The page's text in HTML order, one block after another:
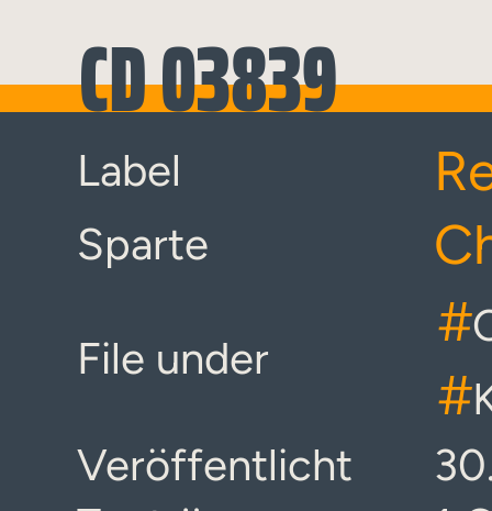
CD 03839
Label
Sparte
File under
#
#
Veröffentlicht